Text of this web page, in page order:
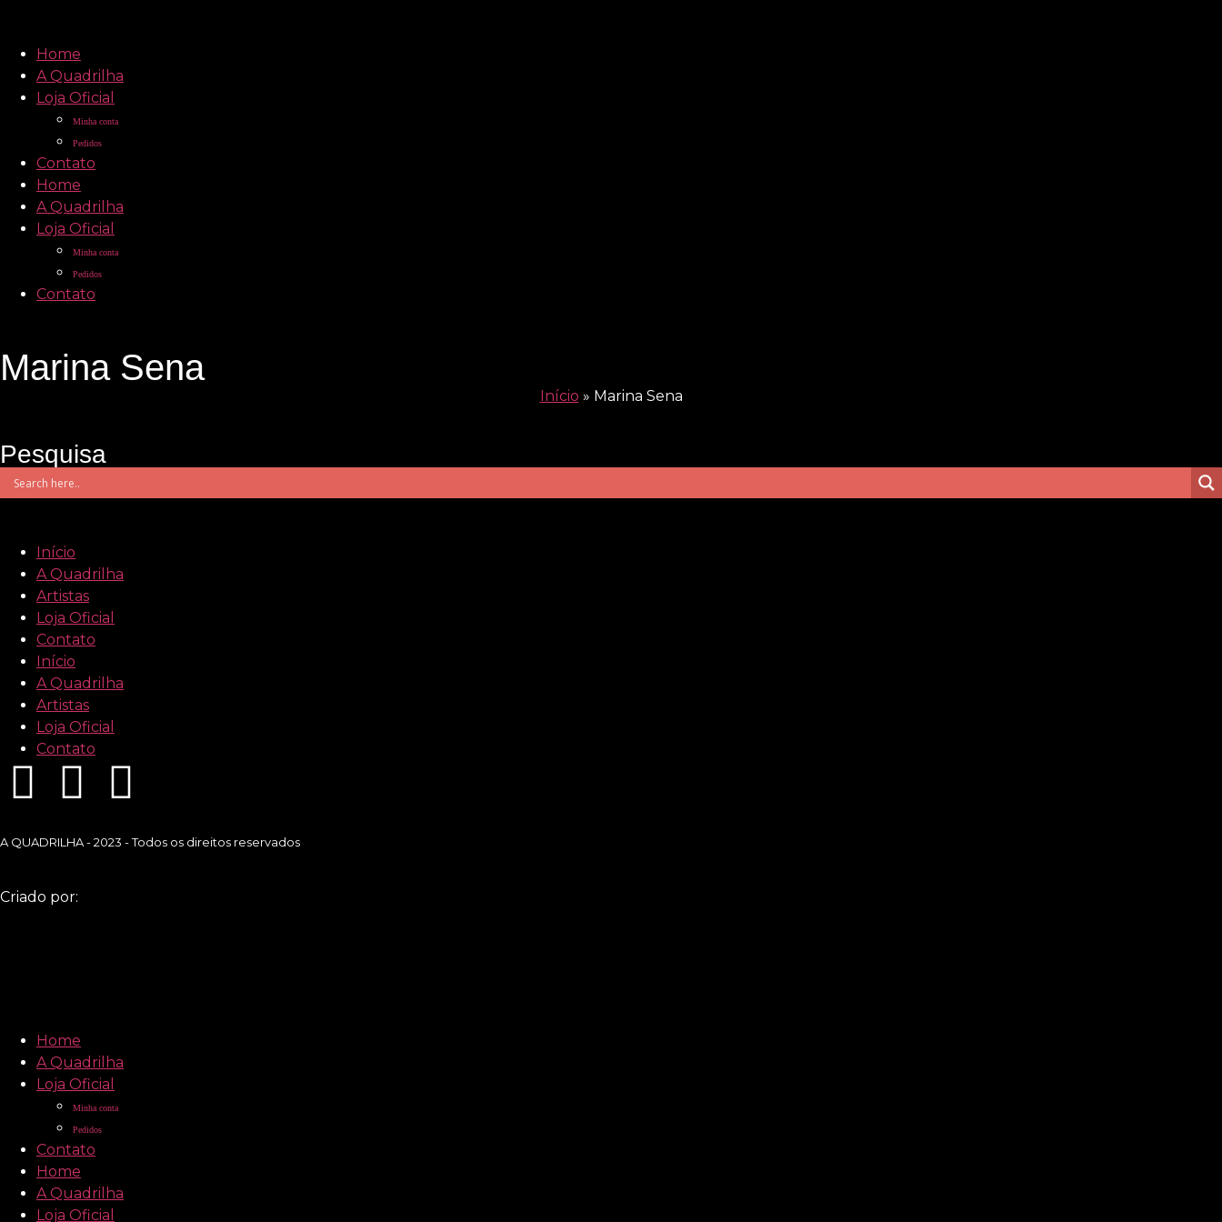
Home
A Quadrilha
Loja Oficial
Minha conta
Pedidos
Contato
Home
A Quadrilha
Loja Oficial
Minha conta
Pedidos
Contato
Marina Sena
Início » Marina Sena
Pesquisa
Início
A Quadrilha
Artistas
Loja Oficial
Contato
Início
A Quadrilha
Artistas
Loja Oficial
Contato
A QUADRILHA - 2023 - Todos os direitos reservados
Criado por:
Home
A Quadrilha
Loja Oficial
Minha conta
Pedidos
Contato
Home
A Quadrilha
Loja Oficial